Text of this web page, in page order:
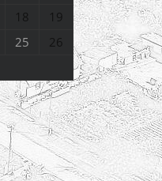
18
19
25
26